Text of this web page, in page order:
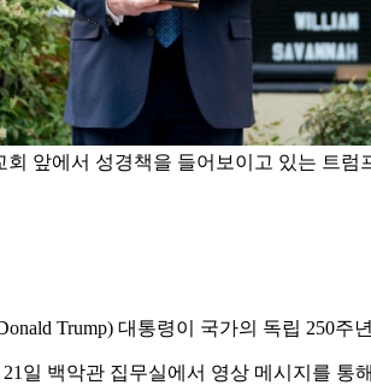
회 앞에서 성경책을 들어보이고 있는 트
Trump) 대통령이 국가의 독립 250
일 백악관 집무실에서 영상 메시지를